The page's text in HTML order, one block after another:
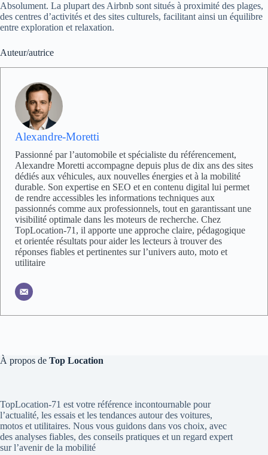
Absolument. La plupart des Airbnb sont situés à proximité des plages,
des centres d’activités et des sites culturels, facilitant ainsi un équilibre
entre exploration et relaxation.
Auteur/autrice
Alexandre-Moretti
Passionné par l’automobile et spécialiste du référencement,
Alexandre Moretti accompagne depuis plus de dix ans des sites
dédiés aux véhicules, aux nouvelles énergies et à la mobilité
durable. Son expertise en SEO et en contenu digital lui permet
de rendre accessibles les informations techniques aux
passionnés comme aux professionnels, tout en garantissant une
visibilité optimale dans les moteurs de recherche. Chez
TopLocation-71, il apporte une approche claire, pédagogique
et orientée résultats pour aider les lecteurs à trouver des
réponses fiables et pertinentes sur l’univers auto, moto et
utilitaire
À propos de Top Location
TopLocation-71 est votre référence incontournable pour
l’actualité, les essais et les tendances autour des voitures,
motos et utilitaires. Nous vous guidons dans vos choix, avec
des analyses fiables, des conseils pratiques et un regard expert
sur l’avenir de la mobilité